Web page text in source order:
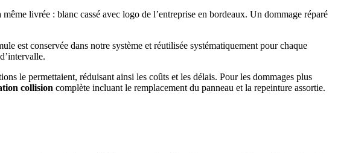
livrée : blanc cassé avec logo de l’entreprise en bordeaux. Un dommage réparé
est conservée dans notre système et réutilisée systématiquement pour chaque
le permettaient, réduisant ainsi les coûts et les délais. Pour les dommages plus
collision complète incluant le remplacement du panneau et la repeinture assortie.